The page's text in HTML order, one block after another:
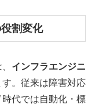
割変化
インフラエンジニ
。従来は障害対応
代では自動化・標